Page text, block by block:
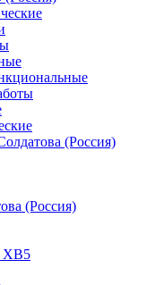
(Россия)
(Россия)
ХВ5